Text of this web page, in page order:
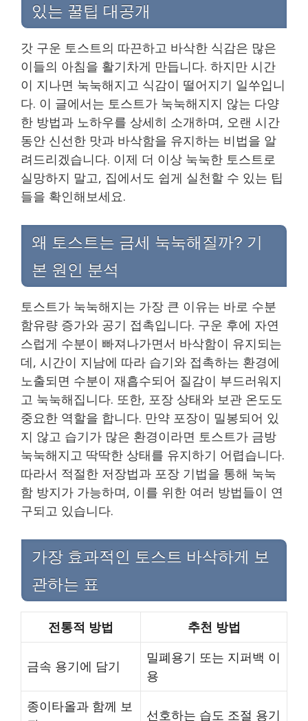
있는 꿀팁 대공개
갓 구운 토스트의 따끈하고 바삭한 식감은 많은
이들의 아침을 활기차게 만듭니다. 하지만 시간
이 지나면 눅눅해지고 식감이 떨어지기 일쑤입니
다. 이 글에서는 토스트가 눅눅해지지 않는 다양
한 방법과 노하우를 상세히 소개하며, 오랜 시간
동안 신선한 맛과 바삭함을 유지하는 비법을 알
려드리겠습니다. 이제 더 이상 눅눅한 토스트로
실망하지 말고, 집에서도 쉽게 실천할 수 있는 팁
들을 확인해보세요.
왜 토스트는 금세 눅눅해질까? 기
본 원인 분석
토스트가 눅눅해지는 가장 큰 이유는 바로 수분
함유량 증가와 공기 접촉입니다. 구운 후에 자연
스럽게 수분이 빠져나가면서 바삭함이 유지되는
데, 시간이 지남에 따라 습기와 접촉하는 환경에
노출되면 수분이 재흡수되어 질감이 부드러워지
고 눅눅해집니다. 또한, 포장 상태와 보관 온도도
중요한 역할을 합니다. 만약 포장이 밀봉되어 있
지 않고 습기가 많은 환경이라면 토스트가 금방
눅눅해지고 딱딱한 상태를 유지하기 어렵습니다.
따라서 적절한 저장법과 포장 기법을 통해 눅눅
함 방지가 가능하며, 이를 위한 여러 방법들이 연
구되고 있습니다.
가장 효과적인 토스트 바삭하게 보
관하는 표
전통적 방법 추천 방법
금속 용기에 담기
밀폐용기 또는 지퍼백 이
용
종이타올과 함께 보
선호하는 습도 조절 용기